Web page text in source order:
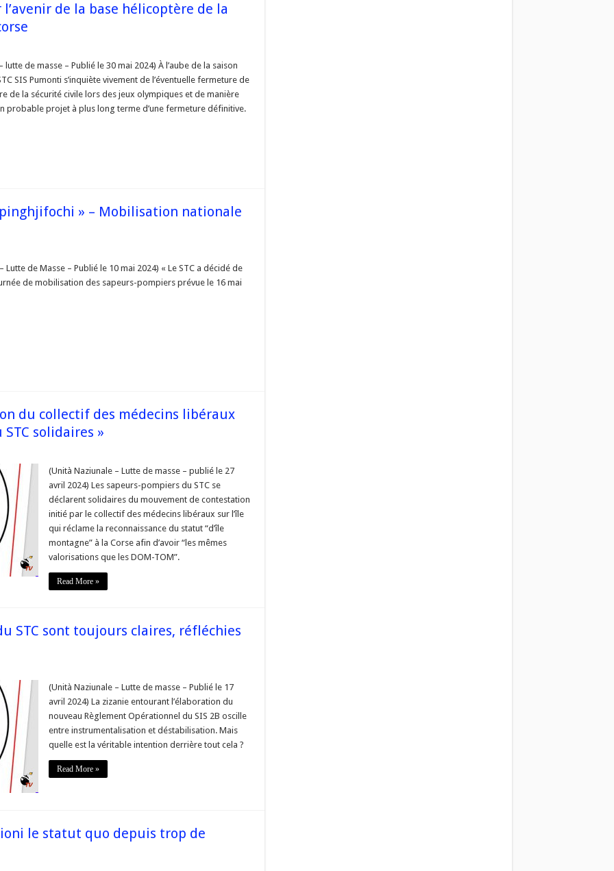
de la base hélicoptère de la
lutte de masse – Publié le 30 mai 2024) À l’aube de la saison
SIS Pumonti s’inquiète vivement de l’éventuelle fermeture de
de la sécurité civile lors des jeux olympiques et de manière
probable projet à plus long terme d’une fermeture définitive.
» – Mobilisation nationale
»
Lutte de Masse – Publié le 10 mai 2024) « Le STC a décidé de
de mobilisation des sapeurs-pompiers prévue le 16 mai
du collectif des médecins libéraux
solidaires »
(Unità Naziunale – Lutte de masse – publié le 27
avril 2024) Les sapeurs-pompiers du STC se
déclarent solidaires du mouvement de contestation
initié par le collectif des médecins libéraux sur l’île
qui réclame la reconnaissance du statut “d’île
montagne” à la Corse afin d’avoir “les mêmes
valorisations que les DOM-TOM”.
Read More »
STC sont toujours claires, réfléchies
»
(Unità Naziunale – Lutte de masse – Publié le 17
avril 2024) La zizanie entourant l’élaboration du
nouveau Règlement Opérationnel du SIS 2B oscille
entre instrumentalisation et déstabilisation. Mais
quelle est la véritable intention derrière tout cela ?
Read More »
le statut quo depuis trop de